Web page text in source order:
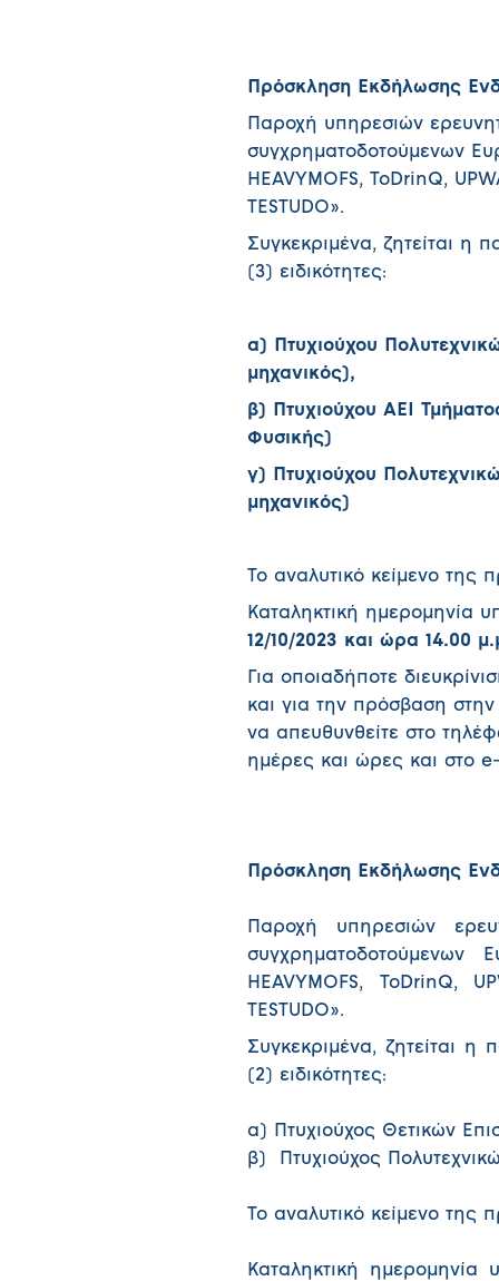
Πρόσκληση Εκδήλωσης
Παροχή υπηρεσιών
συγχρηματοδοτούμενων
HEAVYMOFS, ToDrinQ,
TESTUDO».
Συγκεκριμένα, ζητείται η
(3) ειδικότητες:
α) Πτυχιούχου
μηχανικός),
β) Πτυχιούχου ΑΕΙ
Φυσικής)
γ) Πτυχιούχου
μηχανικός)
Το αναλυτικό κείμενο της
Καταληκτική ημερομηνία
12/10/2023 και ώρα 14.00
Για οποιαδήποτε
και για την πρόσβαση
να απευθυνθείτε στο
ημέρες και ώρες και στο
Πρόσκληση Εκδήλωσης
Παροχή υπηρεσιών
συγχρηματοδοτούμενων
HEAVYMOFS, ToDrinQ,
TESTUDO».
Συγκεκριμένα, ζητείται η
(2) ειδικότητες:
α) Πτυχιούχος Θετικών
β) Πτυχιούχος
Το αναλυτικό κείμενο της
Καταληκτική